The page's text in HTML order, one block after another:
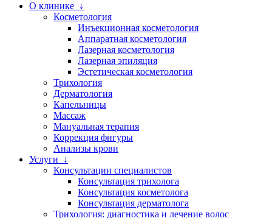
О клинике ↓
Косметология
Инъекционная косметология
Аппаратная косметология
Лазерная косметология
Лазерная эпиляция
Эстетическая косметология
Трихология
Дерматология
Капельницы
Массаж
Мануальная терапия
Коррекция фигуры
Анализы крови
Услуги ↓
Консультации специалистов
Консультация трихолога
Консультация косметолога
Консультация дерматолога
Трихология: диагностика и лечение волос